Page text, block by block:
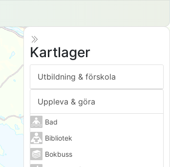
Kartlager
Utbildning & förskola
Uppleva & göra
Bad
Bibliotek
Bokbuss